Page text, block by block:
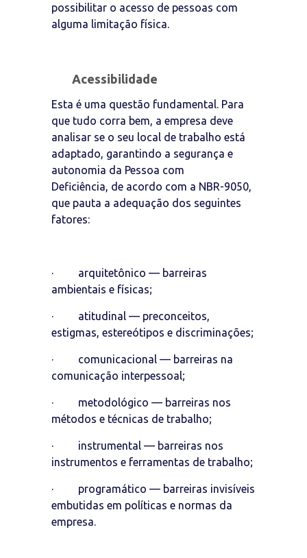
possibilitar o acesso de pessoas com
alguma limitação física.
Acessibilidade
Esta é uma questão fundamental. Para
que tudo corra bem, a empresa deve
analisar se o seu local de trabalho está
adaptado, garantindo a segurança e
autonomia da Pessoa com
Deficiência, de acordo com a NBR-9050,
que pauta a adequação dos seguintes
fatores:
· arquitetônico — barreiras
ambientais e físicas;
· atitudinal — preconceitos,
estigmas, estereótipos e discriminações;
· comunicacional — barreiras na
comunicação interpessoal;
· metodológico — barreiras nos
métodos e técnicas de trabalho;
· instrumental — barreiras nos
instrumentos e ferramentas de trabalho;
· programático — barreiras invisíveis
embutidas em políticas e normas da
empresa.